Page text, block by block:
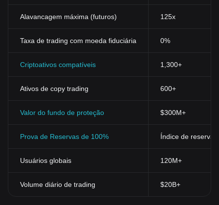
Alavancagem máxima (futuros) 125x
Taxa de trading com moeda fiduciária 0%
Criptoativos compatíveis 1,300+
Ativos de copy trading 600+
Valor do fundo de proteção $300M+
Prova de Reservas de 100% Índice de
Usuários globais 120M+
Volume diário de trading $20B+